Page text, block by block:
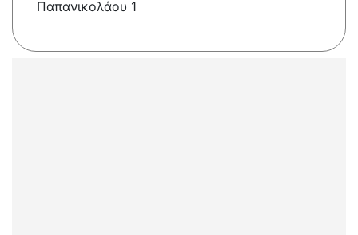
Παπανικολάου 1